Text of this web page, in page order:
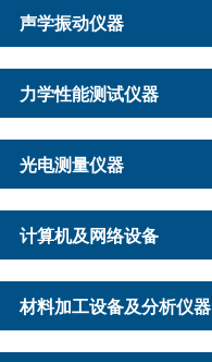
声学振动仪器
力学性能测试仪器
光电测量仪器
计算机及网络设备
材料加工设备及分析仪器